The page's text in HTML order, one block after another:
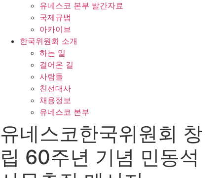
유네스코 본부 발간자료
국제규범
아카이브
한국위원회 소개
하는 일
걸어온 길
사람들
친선대사
채용정보
유네스코 본부
유네스코한국위원회 창
립 60주년 기념 민동석